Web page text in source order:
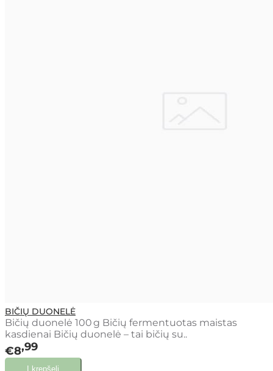
BIČIŲ DUONELĖ
Bičių duonelė 100 g Bičių fermentuotas maistas
kasdienai Bičių duonelė – tai bičių su..
€8 99